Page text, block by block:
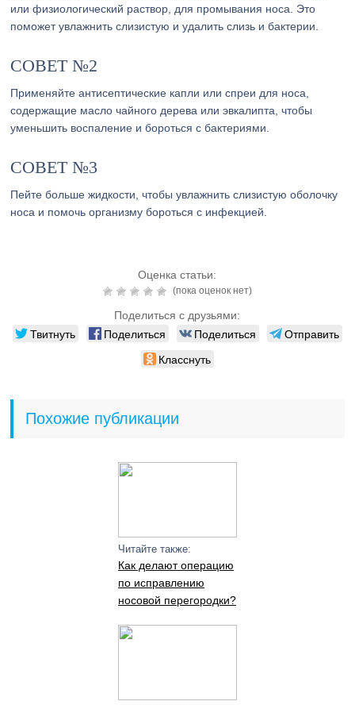
или физиологический раствор, для промывания носа. Это
поможет увлажнить слизистую и удалить слизь и бактерии.
СОВЕТ №2
Применяйте антисептические капли или спреи для носа,
содержащие масло чайного дерева или эвкалипта, чтобы
уменьшить воспаление и бороться с бактериями.
СОВЕТ №3
Пейте больше жидкости, чтобы увлажнить слизистую оболочку
носа и помочь организму бороться с инфекцией.
Оценка статьи:
(пока оценок нет)
Поделиться с друзьями:
Твитнуть Поделиться Поделиться
Отправить
Класснуть
Похожие публикации
Читайте также:
Как делают операцию
по исправлению
носовой перегородки?